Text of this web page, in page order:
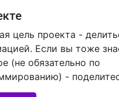
цель проекта -
Если вы тоже
(не обязательно по
-